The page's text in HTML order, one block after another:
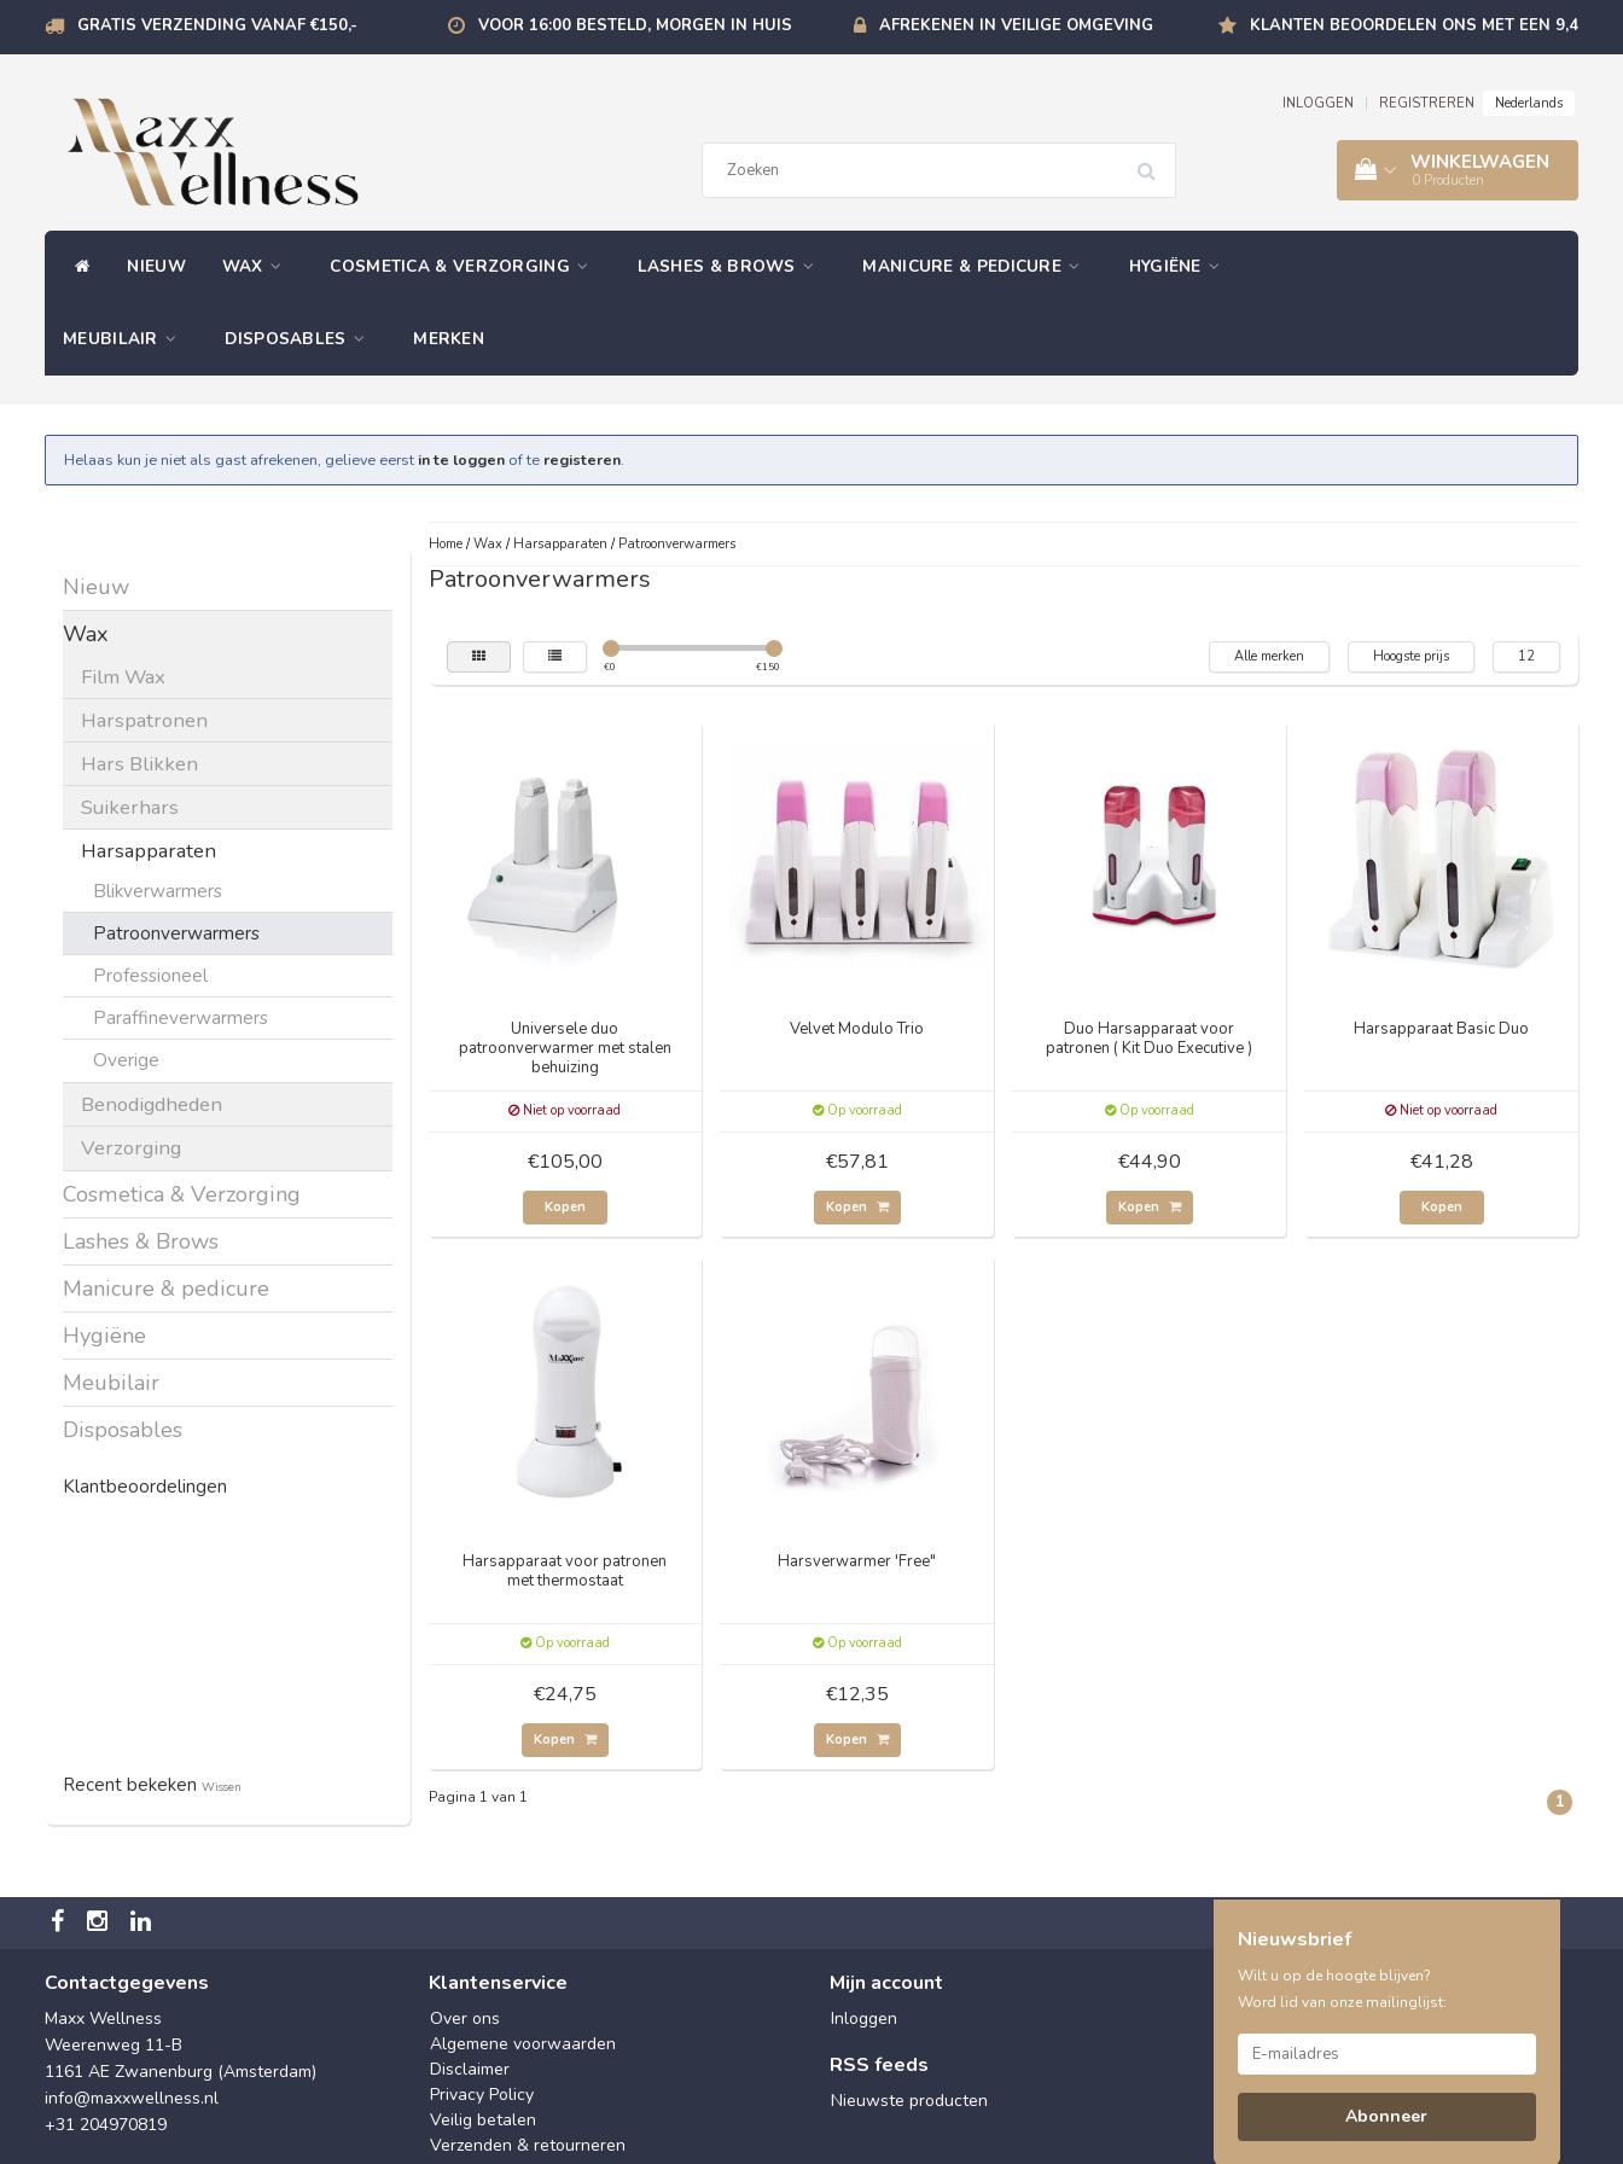
GRATIS VERZENDING VANAF €150,- VOOR 16:00 BESTELD, MORGEN IN HUIS AFREKENEN IN VEILIGE OMGEVING KLANTEN BEOORDELEN ONS MET EEN 9,4
INLOGGEN REGISTREREN Nederlands
WINKELWAGEN
0 Producten
NIEUW WAX COSMETICA & VERZORGING LASHES & BROWS MANICURE & PEDICURE HYGIËNE
MEUBILAIR DISPOSABLES MERKEN
Helaas kun je niet als gast afrekenen, gelieve eerst in te loggen of te registeren.
Nieuw
Wax
Film Wax
Harspatronen
Hars Blikken
Suikerhars
Harsapparaten
Blikverwarmers
Patroonverwarmers
Professioneel
Paraffineverwarmers
Overige
Benodigdheden
Verzorging
Cosmetica & Verzorging
Lashes & Brows
Manicure & pedicure
Hygiëne
Meubilair
Disposables
Klantbeoordelingen
Recent bekeken Wissen
Home/Wax/ Harsapparaten / Patroonverwarmers
Patroonverwarmers
€0 €150
Alle merken Hoogste prijs 12
Universele duo
patroonverwarmer met stalen
behuizing
Niet op voorraad
€105,00
Kopen
Velvet Modulo Trio
Op voorraad
€57,81
Kopen
Duo Harsapparaat voor
patronen ( Kit Duo Executive )
Op voorraad
€44,90
Kopen
Harsapparaat Basic Duo
Niet op voorraad
€41,28
Kopen
Harsapparaat voor patronen
met thermostaat
Op voorraad
€24,75
Kopen
Harsverwarmer 'Free"
Op voorraad
€12,35
Kopen
Pagina 1 van 1 1
Contactgegevens
Maxx Wellness
Weerenweg 11-B
1161 AE Zwanenburg (Amsterdam)
info@maxxwellness.nl
+31 204970819
Klantenservice
Over ons
Algemene voorwaarden
Disclaimer
Privacy Policy
Veilig betalen
Verzenden & retourneren
Mijn account
Inloggen
RSS feeds
Nieuwste producten
Nieuwsbrief
Wilt u op de hoogte blijven?
Word lid van onze mailinglijst:
Abonneer